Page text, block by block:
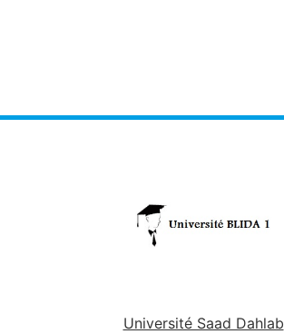
Université Saad Dahlab